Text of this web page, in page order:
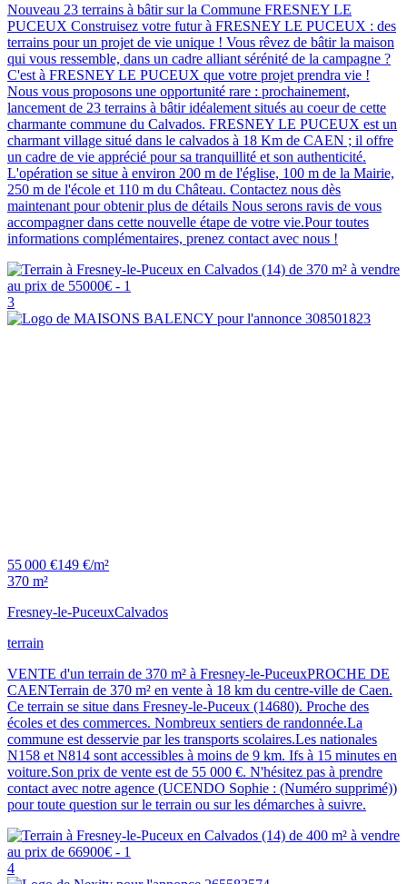
Nouveau 23 terrains à bâtir sur la Commune FRESNEY LE
PUCEUX Construisez votre futur à FRESNEY LE PUCEUX : des
terrains pour un projet de vie unique ! Vous rêvez de bâtir la maison
qui vous ressemble, dans un cadre alliant sérénité de la campagne ?
C'est à FRESNEY LE PUCEUX que votre projet prendra vie !
Nous vous proposons une opportunité rare : prochainement,
lancement de 23 terrains à bâtir idéalement situés au coeur de cette
charmante commune du Calvados. FRESNEY LE PUCEUX est un
charmant village situé dans le calvados à 18 Km de CAEN ; il offre
un cadre de vie apprécié pour sa tranquillité et son authenticité.
L'opération se situe à environ 200 m de l'église, 100 m de la Mairie,
250 m de l'école et 110 m du Château. Contactez nous dès
maintenant pour obtenir plus de détails Nous serons ravis de vous
accompagner dans cette nouvelle étape de votre vie.Pour toutes
informations complémentaires, prenez contact avec nous !
3
55 000 €149 €/m²
370 m²
Fresney-le-PuceuxCalvados
terrain
VENTE d'un terrain de 370 m² à Fresney-le-PuceuxPROCHE DE
CAENTerrain de 370 m² en vente à 18 km du centre-ville de Caen.
Ce terrain se situe dans Fresney-le-Puceux (14680). Proche des
écoles et des commerces. Nombreux sentiers de randonnée.La
commune est desservie par les transports scolaires.Les nationales
N158 et N814 sont accessibles à moins de 9 km. Ifs à 15 minutes en
voiture.Son prix de vente est de 55 000 €. N'hésitez pas à prendre
contact avec notre agence (UCENDO Sophie : (Numéro supprimé))
pour toute question sur le terrain ou sur les démarches à suivre.
4